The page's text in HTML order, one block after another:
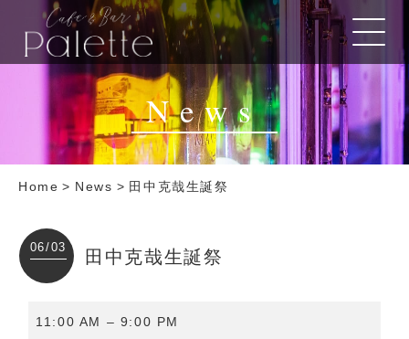
News
Home > News > 田中克哉生誕祭
06/03 田中克哉生誕祭
11:00 AM – 9:00 PM